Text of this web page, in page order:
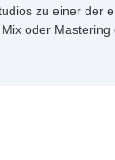
zu einer der
oder Mastering